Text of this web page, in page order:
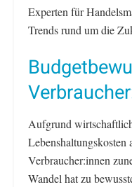
Experten für
Trends rund um die
Aufgrund
Lebenshaltungskosten
Verbraucher:innen
Wandel hat zu